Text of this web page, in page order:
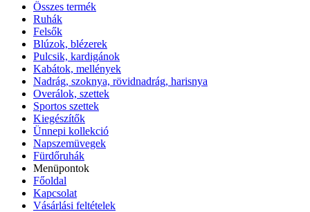
Összes termék
Ruhák
Felsők
Blúzok, blézerek
Pulcsik, kardigánok
Kabátok, mellények
Nadrág, szoknya, rövidnadrág, harisnya
Overálok, szettek
Sportos szettek
Kiegészítők
Ünnepi kollekció
Napszemüvegek
Fürdőruhák
Menüpontok
Főoldal
Kapcsolat
Vásárlási feltételek